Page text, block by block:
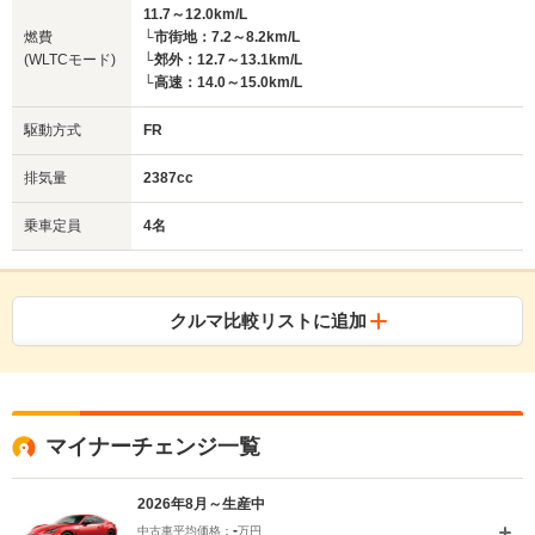
燃費
(WLTCモード)
11.7～12.0km/L
└市街地：7.2～8.2km/L
└郊外：12.7～13.1km/L
└高速：14.0～15.0km/L
駆動方式 FR
排気量 2387cc
乗車定員 4名
クルマ比較リストに追加
マイナーチェンジ一覧
2026年8月～生産中
中古車平均価格： -万円